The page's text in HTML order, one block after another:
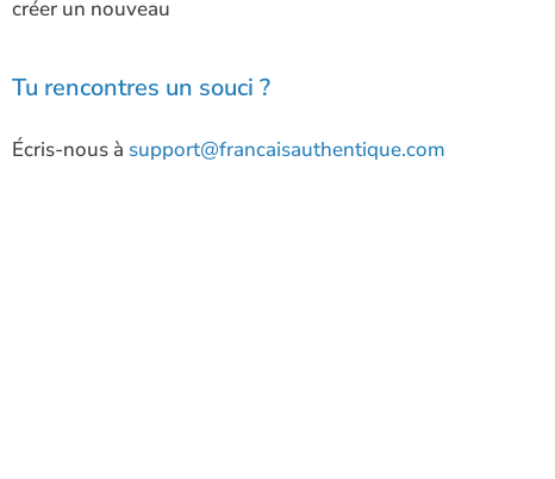
créer un nouveau
Tu rencontres un souci ?
Écris-nous à support@francaisauthentique.com